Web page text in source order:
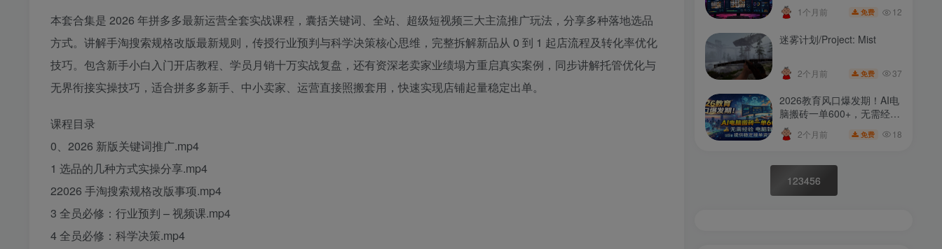
本套合集是 2026 年拼多多最新运营全套实战课程，囊括关键词、全站、超级短视频三大主流推广玩法，分享多种落地选品
方式。讲解手淘搜索规格改版最新规则，传授行业预判与科学决策核心思维，完整拆解新品从 0 到 1 起店流程及转化率优化
技巧。包含新手小白入门开店教程、学员月销十万实战复盘，还有资深老卖家业绩塌方重启真实案例，同步讲解托管优化与
无界衔接实操技巧，适合拼多多新手、中小卖家、运营直接照搬套用，快速实现店铺起量稳定出单。
课程目录
0、2026 新版关键词推广.mp4
1 选品的几种方式实操分享.mp4
22026 手淘搜索规格改版事项.mp4
3 全员必修：行业预判 – 视频课.mp4
4 全员必修：科学决策.mp4
变现攻略🎬🚀
1个月前 免费 12
迷雾计划/Project: Mist
2个月前 免费 37
2026教育风口爆发期！AI电
脑搬砖一单600+，无需经验
电脑就行，提供稳定接单资
源
2个月前 免费 18
123456